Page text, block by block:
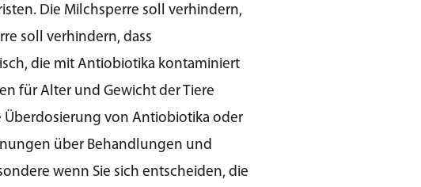
Die Milchsperre soll verhindern,
soll verhindern, dass
die mit Antiobiotika kontaminiert
für Alter und Gewicht der Tiere
Überdosierung von Antiobiotika oder
über Behandlungen und
wenn Sie sich entscheiden, die